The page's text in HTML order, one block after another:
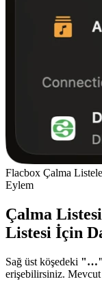
Flacbox Çalma
Eylem
Çalma
Listesi İçin
Sağ üst köşedeki "…"
erişebilirsiniz.